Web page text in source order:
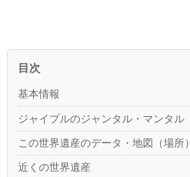
目次
基本情報
ジャイプルのジャンタル・マンタル
この世界遺産のデータ・地図（場所）
近くの世界遺産